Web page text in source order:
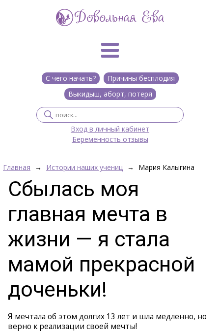
С чего начать?
Причины бесплодия
Выкидыш, аборт, потеря
Вход в личный кабинет
Беременность отзывы
Главная → Истории наших учениц → Мария Калыгина
Сбылась моя
главная мечта в
жизни — я стала
мамой прекрасной
доченьки!
Я мечтала об этом долгих 13 лет и шла медленно, но
верно к реализации своей мечты!